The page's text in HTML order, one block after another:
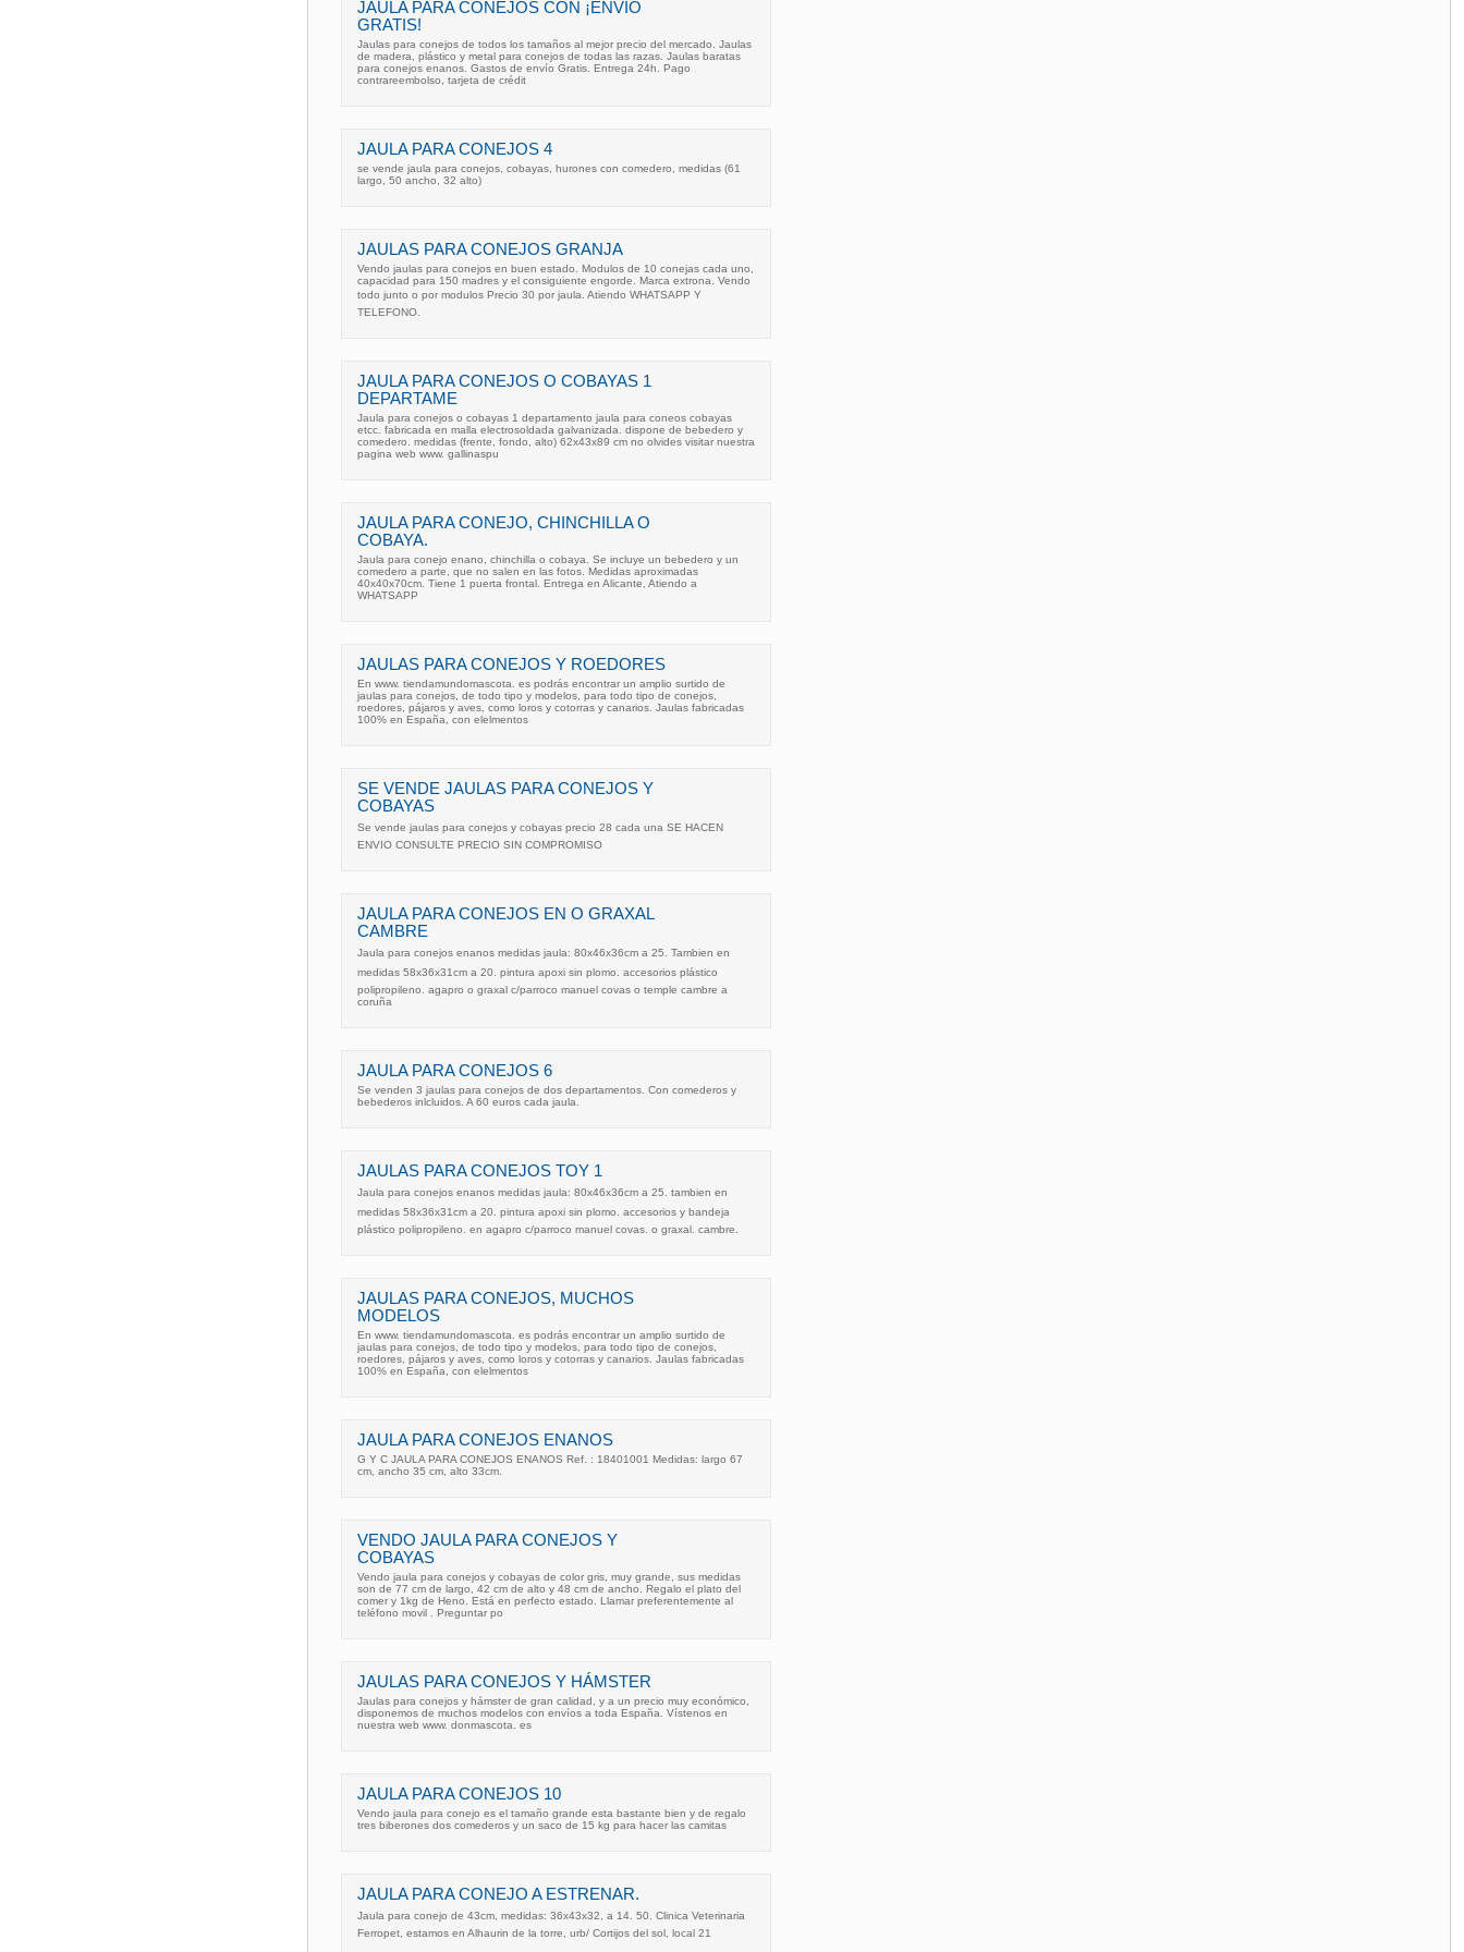
JAULA PARA CONEJOS CON ¡ENVÍO
GRATIS!
Jaulas para conejos de todos los tamaños al mejor precio del mercado. Jaulas
de madera, plástico y metal para conejos de todas las razas. Jaulas baratas
para conejos enanos. Gastos de envío Gratis. Entrega 24h. Pago
contrareembolso, tarjeta de crédit
JAULA PARA CONEJOS 4
se vende jaula para conejos, cobayas, hurones con comedero, medidas (61
largo, 50 ancho, 32 alto)
JAULAS PARA CONEJOS GRANJA
Vendo jaulas para conejos en buen estado. Modulos de 10 conejas cada uno,
capacidad para 150 madres y el consiguiente engorde. Marca extrona. Vendo
todo junto o por modulos Precio 30 por jaula. Atiendo WHATSAPP Y
TELEFONO.
JAULA PARA CONEJOS O COBAYAS 1
DEPARTAME
Jaula para conejos o cobayas 1 departamento jaula para coneos cobayas
etcc. fabricada en malla electrosoldada galvanizada. dispone de bebedero y
comedero. medidas (frente, fondo, alto) 62x43x89 cm no olvides visitar nuestra
pagina web www. gallinaspu
JAULA PARA CONEJO, CHINCHILLA O
COBAYA.
Jaula para conejo enano, chinchilla o cobaya. Se incluye un bebedero y un
comedero a parte, que no salen en las fotos. Medidas aproximadas
40x40x70cm. Tiene 1 puerta frontal. Entrega en Alicante, Atiendo a
WHATSAPP
JAULAS PARA CONEJOS Y ROEDORES
En www. tiendamundomascota. es podrás encontrar un amplio surtido de
jaulas para conejos, de todo tipo y modelos, para todo tipo de conejos,
roedores, pájaros y aves, como loros y cotorras y canarios. Jaulas fabricadas
100% en España, con elelmentos
SE VENDE JAULAS PARA CONEJOS Y
COBAYAS
Se vende jaulas para conejos y cobayas precio 28 cada una SE HACEN
ENVIO CONSULTE PRECIO SIN COMPROMISO
JAULA PARA CONEJOS EN O GRAXAL
CAMBRE
Jaula para conejos enanos medidas jaula: 80x46x36cm a 25. Tambien en
medidas 58x36x31cm a 20. pintura apoxi sin plomo. accesorios plástico
polipropileno. agapro o graxal c/parroco manuel covas o temple cambre a
coruña
JAULA PARA CONEJOS 6
Se venden 3 jaulas para conejos de dos departamentos. Con comederos y
bebederos inlcluidos. A 60 euros cada jaula.
JAULAS PARA CONEJOS TOY 1
Jaula para conejos enanos medidas jaula: 80x46x36cm a 25. tambien en
medidas 58x36x31cm a 20. pintura apoxi sin plomo. accesorios y bandeja
plástico polipropileno. en agapro c/parroco manuel covas. o graxal. cambre.
JAULAS PARA CONEJOS, MUCHOS
MODELOS
En www. tiendamundomascota. es podrás encontrar un amplio surtido de
jaulas para conejos, de todo tipo y modelos, para todo tipo de conejos,
roedores, pájaros y aves, como loros y cotorras y canarios. Jaulas fabricadas
100% en España, con elelmentos
JAULA PARA CONEJOS ENANOS
G Y C JAULA PARA CONEJOS ENANOS Ref. : 18401001 Medidas: largo 67
cm, ancho 35 cm, alto 33cm.
VENDO JAULA PARA CONEJOS Y
COBAYAS
Vendo jaula para conejos y cobayas de color gris, muy grande, sus medidas
son de 77 cm de largo, 42 cm de alto y 48 cm de ancho. Regalo el plato del
comer y 1kg de Heno. Está en perfecto estado. Llamar preferentemente al
teléfono movil . Preguntar po
JAULAS PARA CONEJOS Y HÁMSTER
Jaulas para conejos y hámster de gran calidad, y a un precio muy económico,
disponemos de muchos modelos con envíos a toda España. Vístenos en
nuestra web www. donmascota. es
JAULA PARA CONEJOS 10
Vendo jaula para conejo es el tamaño grande esta bastante bien y de regalo
tres biberones dos comederos y un saco de 15 kg para hacer las camitas
JAULA PARA CONEJO A ESTRENAR.
Jaula para conejo de 43cm, medidas: 36x43x32, a 14. 50. Clinica Veterinaria
Ferropet, estamos en Alhaurin de la torre, urb/ Cortijos del sol, local 21